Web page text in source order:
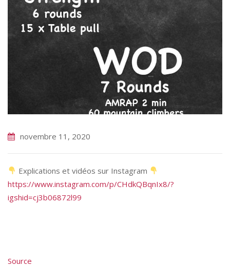
novembre 11, 2020
Explications et vidéos sur Instagram
https://www.instagram.com/p/CHdkQBqnIx8/?
igshid=cj3b06872l99
Source